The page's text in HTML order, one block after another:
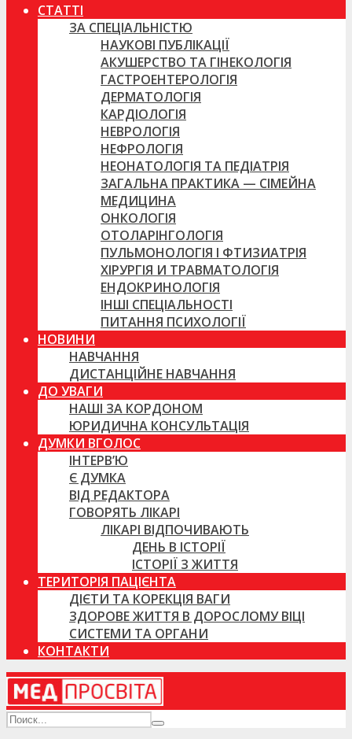
СТАТТІ
ЗА СПЕЦІАЛЬНІСТЮ
НАУКОВІ ПУБЛІКАЦІЇ
АКУШЕРСТВО ТА ГІНЕКОЛОГІЯ
ГАСТРОЕНТЕРОЛОГІЯ
ДЕРМАТОЛОГІЯ
КАРДІОЛОГІЯ
НЕВРОЛОГІЯ
НЕФРОЛОГІЯ
НЕОНАТОЛОГІЯ ТА ПЕДІАТРІЯ
ЗАГАЛЬНА ПРАКТИКА — СІМЕЙНА
МЕДИЦИНА
ОНКОЛОГІЯ
ОТОЛАРІНГОЛОГІЯ
ПУЛЬМОНОЛОГІЯ І ФТИЗИАТРІЯ
ХІРУРГІЯ И ТРАВМАТОЛОГІЯ
ЕНДОКРИНОЛОГІЯ
ІНШІ СПЕЦІАЛЬНОСТІ
ПИТАННЯ ПСИХОЛОГІЇ
НОВИНИ
НАВЧАННЯ
ДИСТАНЦІЙНЕ НАВЧАННЯ
ДО УВАГИ
НАШІ ЗА КОРДОНОМ
ЮРИДИЧНА КОНСУЛЬТАЦІЯ
ДУМКИ ВГОЛОС
ІНТЕРВ’Ю
Є ДУМКА
ВІД РЕДАКТОРА
ГОВОРЯТЬ ЛІКАРІ
ЛІКАРІ ВІДПОЧИВАЮТЬ
ДЕНЬ В ІСТОРІЇ
ІСТОРІЇ З ЖИТТЯ
ТЕРИТОРІЯ ПАЦІЄНТА
ДІЄТИ ТА КОРЕКЦІЯ ВАГИ
ЗДОРОВЕ ЖИТТЯ В ДОРОСЛОМУ ВІЦІ
СИСТЕМИ ТА ОРГАНИ
КОНТАКТИ